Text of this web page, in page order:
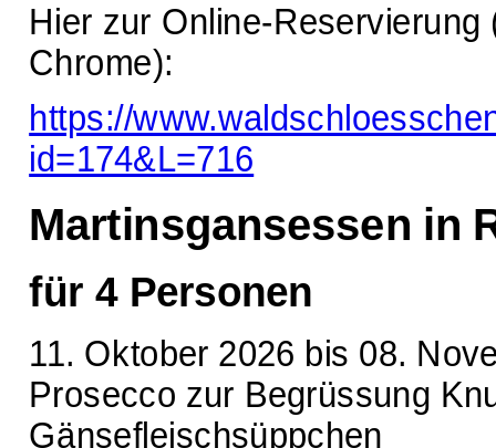
Hier zur Online-
Chrome):
https://
id=174&L=716
Martinsgansessen in
für 4 Personen
11. Oktober 2026 bis 08.
Prosecco zur Begrüssung
Gänsefleischsüppchen